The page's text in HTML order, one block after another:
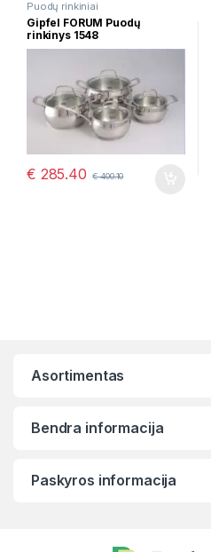
Puodų rinkiniai
Gipfel FORUM Puodų
rinkinys 1548
€ 285.40 €400.10
Asortimentas
Bendra informacija
Paskyros informacija